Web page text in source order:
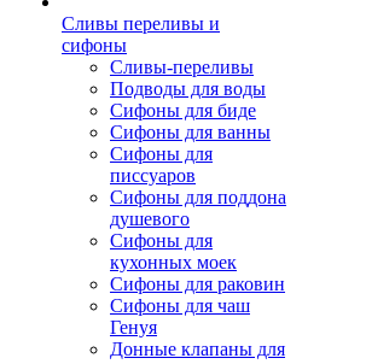
Сливы переливы и
сифоны
Сливы-переливы
Подводы для воды
Сифоны для биде
Сифоны для ванны
Сифоны для
писсуаров
Сифоны для поддона
душевого
Сифоны для
кухонных моек
Сифоны для раковин
Сифоны для чаш
Генуя
Донные клапаны для